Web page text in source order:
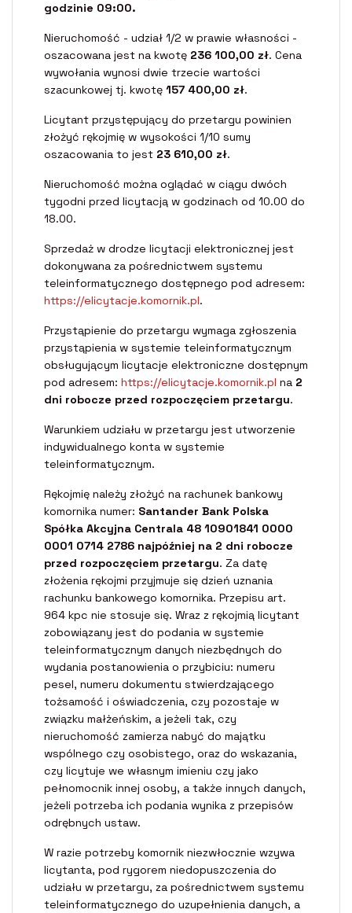
godzinie 09:00.
Nieruchomość - udział 1/2 w prawie własności -
oszacowana jest na kwotę 236 100,00 zł. Cena
wywołania wynosi dwie trzecie wartości
szacunkowej tj. kwotę 157 400,00 zł.
Licytant przystępujący do przetargu powinien
złożyć rękojmię w wysokości 1/10 sumy
oszacowania to jest 23 610,00 zł.
Nieruchomość można oglądać w ciągu dwóch
tygodni przed licytacją w godzinach od 10.00 do
18.00.
Sprzedaż w drodze licytacji elektronicznej jest
dokonywana za pośrednictwem systemu
teleinformatycznego dostępnego pod adresem:
https://elicytacje.komornik.pl.
Przystąpienie do przetargu wymaga zgłoszenia
przystąpienia w systemie teleinformatycznym
obsługującym licytacje elektroniczne dostępnym
pod adresem: https://elicytacje.komornik.pl na 2
dni robocze przed rozpoczęciem przetargu.
Warunkiem udziału w przetargu jest utworzenie
indywidualnego konta w systemie
teleinformatycznym.
Rękojmię należy złożyć na rachunek bankowy
komornika numer: Santander Bank Polska
Spółka Akcyjna Centrala 48 10901841 0000
0001 0714 2786 najpóźniej na 2 dni robocze
przed rozpoczęciem przetargu. Za datę
złożenia rękojmi przyjmuje się dzień uznania
rachunku bankowego komornika. Przepisu art.
964 kpc nie stosuje się. Wraz z rękojmią licytant
zobowiązany jest do podania w systemie
teleinformatycznym danych niezbędnych do
wydania postanowienia o przybiciu: numeru
pesel, numeru dokumentu stwierdzającego
tożsamość i oświadczenia, czy pozostaje w
związku małżeńskim, a jeżeli tak, czy
nieruchomość zamierza nabyć do majątku
wspólnego czy osobistego, oraz do wskazania,
czy licytuje we własnym imieniu czy jako
pełnomocnik innej osoby, a także innych danych,
jeżeli potrzeba ich podania wynika z przepisów
odrębnych ustaw.
W razie potrzeby komornik niezwłocznie wzywa
licytanta, pod rygorem niedopuszczenia do
udziału w przetargu, za pośrednictwem systemu
teleinformatycznego do uzupełnienia danych, a